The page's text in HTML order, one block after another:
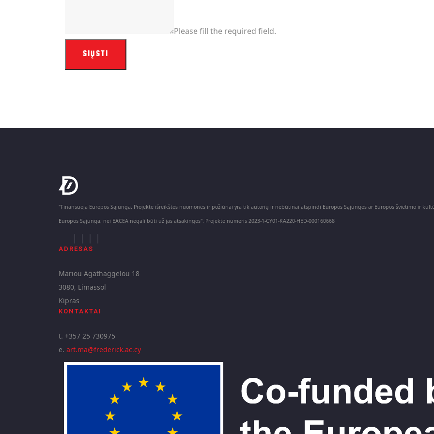
Please fill the required field.
SIŲSTI
"Finansuoja Europos Sąjunga. Projekte išreikštos nuomonės ir požiūriai yra tik autorių ir nebūtinai atspindi Europos Sąjungos ar Europos švietimo ir
Europos Sąjunga, nei EACEA negali būti už jas atsakingos". Projekto numeris 2023-1-CY01-KA220-HED-000160668
ADRESAS
Mariou Agathaggelou 18
3080, Limassol
Kipras
KONTAKTAI
t. +357 25 730975
e. art.ma@frederick.ac.cy